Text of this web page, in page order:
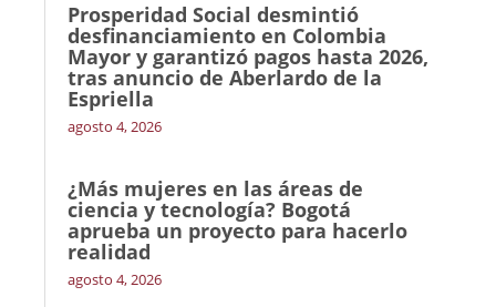
Prosperidad Social desmintió
desfinanciamiento en Colombia
Mayor y garantizó pagos hasta 2026,
tras anuncio de Aberlardo de la
Espriella
agosto 4, 2026
¿Más mujeres en las áreas de
ciencia y tecnología? Bogotá
aprueba un proyecto para hacerlo
realidad
agosto 4, 2026